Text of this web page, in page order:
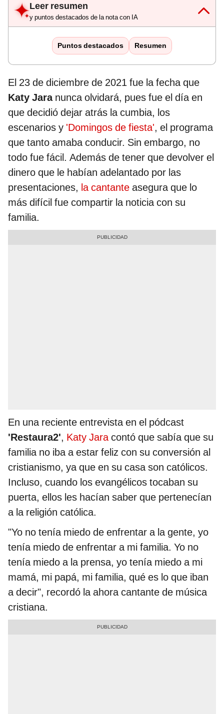
Leer resumen
y puntos destacados de la nota con IA
Puntos destacados Resumen
El 23 de diciembre de 2021 fue la fecha que
Katy Jaranunca olvidará, pues fue el día en
que decidió dejar atrás la cumbia, los
escenarios y 'Domingos de fiesta', el programa
que tanto amaba conducir. Sin embargo, no
todo fue fácil. Además de tener que devolver el
dinero que le habían adelantado por las
presentaciones, la cantante asegura que lo
más difícil fue compartir la noticia con su
familia.
En una reciente entrevista en el pódcast
'Restaura2', Katy Jaracontó que sabía que su
familia no iba a estar feliz con su conversión al
cristianismo, ya que en su casa son católicos.
Incluso, cuando los evangélicos tocaban su
puerta, ellos les hacían saber que pertenecían
a la religión católica.
"Yo no tenía miedo de enfrentar a la gente, yo
tenía miedo de enfrentar a mi familia. Yo no
tenía miedo a la prensa, yo tenía miedo a mi
mamá, mi papá, mi familia, qué es lo que iban
a decir", recordó la ahora cantante de música
cristiana.